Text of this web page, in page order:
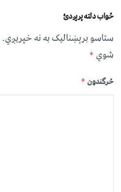
ځواب دلته پرېږدئ
ستاسو برېښناليک به نه خپريږي.
شوي *
څرگندون *